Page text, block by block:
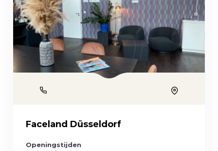
Faceland Düsseldorf
Openingstijden